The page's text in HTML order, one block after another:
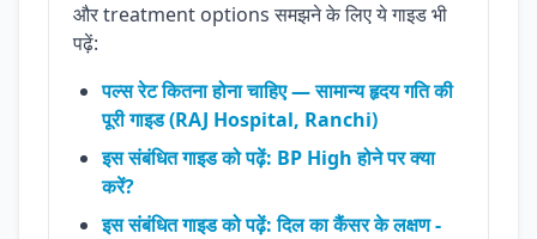
और treatment options समझने के लिए ये गाइड भी
पढ़ें:
पल्स रेट कितना होना चाहिए — सामान्य हृदय गति की
पूरी गाइड (RAJ Hospital, Ranchi)
इस संबंधित गाइड को पढ़ें: BP High होने पर क्या
करें?
इस संबंधित गाइड को पढ़ें: दिल का कैंसर के लक्षण -